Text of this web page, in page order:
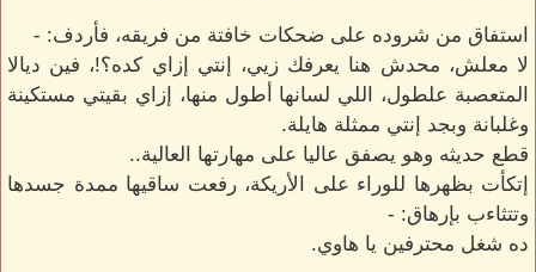
استفاق من شروده على ضحكات خافتة من فريقه، فأردف: -
لا معلش، محدش هنا يعرفك زيي، إنتي إزاي كده؟!، فين ديالا
المتعصبة علطول، اللي لسانها أطول منها، إزاي بقيتي مستكينة
وغلبانة وبجد إنتي ممثلة هايلة.
قطع حديثه وهو يصفق عاليا على مهارتها العالية..
إتكأت بظهرها للوراء على الأريكة، رفعت ساقيها ممدة جسدها
وتتثاءب بإرهاق: -
ده شغل محترفين يا هاوي.